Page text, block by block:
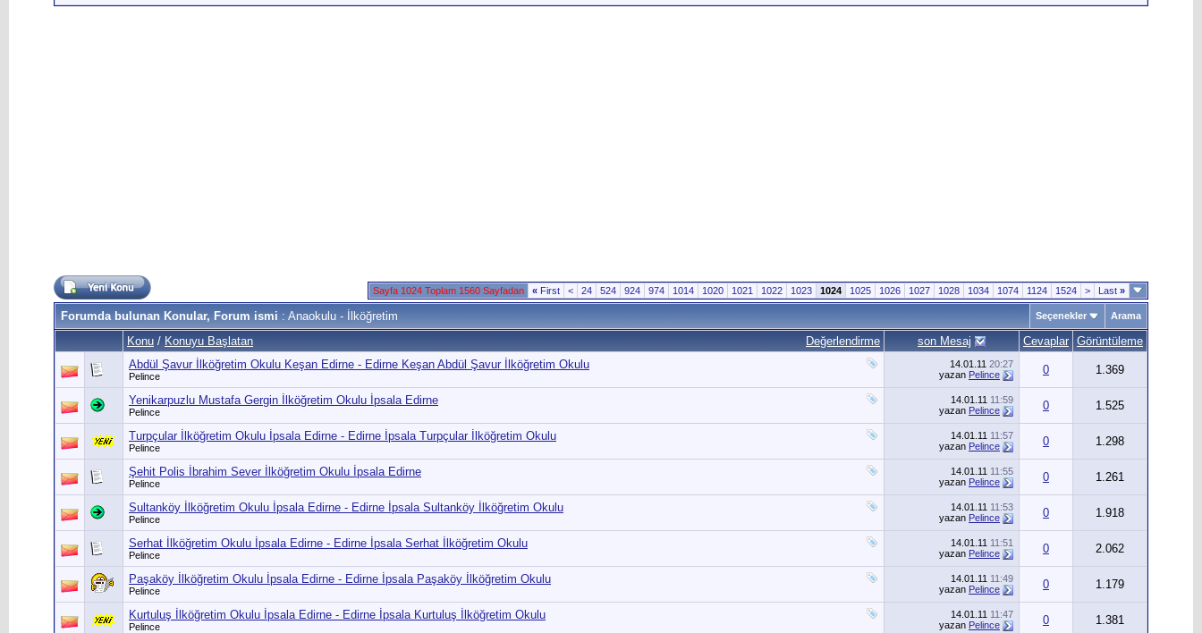
Sayfa 1024 Toplam 1560 Sayfadan « First < 24 524 924 974 1014 1020 1021 1022 1023 1024 1025 1026 1027 1028 1034 1074 1124 1524 > Last »
Forumda bulunan Konular, Forum ismi : Anaokulu - İlköğretim Seçenekler Arama
Değerlendirme
Konu / Konuyu Başlatan son Mesaj Cevaplar Görüntüleme
Abdül Şavur İlköğretim Okulu Keşan Edirne - Edirne Keşan Abdül Şavur İlköğretim Okulu
Pelince
14.01.11 20:27
yazan Pelince 0 1.369
Yenikarpuzlu Mustafa Gergin İlköğretim Okulu İpsala Edirne
Pelince
14.01.11 11:59
yazan Pelince 0 1.525
Turpçular İlköğretim Okulu İpsala Edirne - Edirne İpsala Turpçular İlköğretim Okulu
Pelince
14.01.11 11:57
yazan Pelince 0 1.298
Şehit Polis İbrahim Sever İlköğretim Okulu İpsala Edirne
Pelince
14.01.11 11:55
yazan Pelince 0 1.261
Sultanköy İlköğretim Okulu İpsala Edirne - Edirne İpsala Sultanköy İlköğretim Okulu
Pelince
14.01.11 11:53
yazan Pelince 0 1.918
Serhat İlköğretim Okulu İpsala Edirne - Edirne İpsala Serhat İlköğretim Okulu
Pelince
14.01.11 11:51
yazan Pelince 0 2.062
Paşaköy İlköğretim Okulu İpsala Edirne - Edirne İpsala Paşaköy İlköğretim Okulu
Pelince
14.01.11 11:49
yazan Pelince 0 1.179
Kurtuluş İlköğretim Okulu İpsala Edirne - Edirne İpsala Kurtuluş İlköğretim Okulu
Pelince
14.01.11 11:47
yazan Pelince 0 1.381